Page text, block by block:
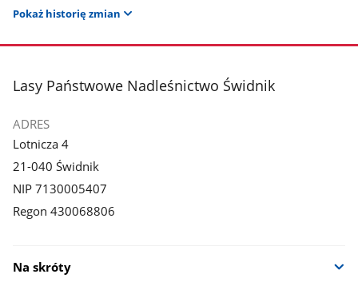
Pokaż historię zmian
stopka
Lasy Państwowe Nadleśnictwo Świdnik
ADRES
Lotnicza 4
21-040 Świdnik
NIP 7130005407
Regon 430068806
Na skróty